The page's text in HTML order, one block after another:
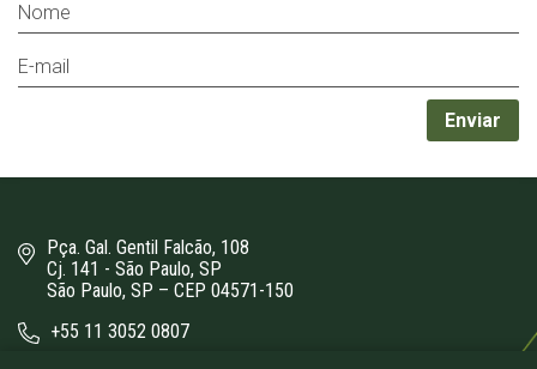
Pça. Gal. Gentil Falcão, 108
Cj. 141 - São Paulo, SP
São Paulo, SP – CEP 04571-150
+55 11 3052 0807